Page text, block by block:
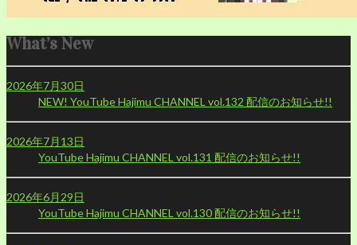
What’s New
2026年7月30日
NEW! YouTube Hajimu CHANNEL vol.132 配信のお知らせ!!
2026年7月13日
YouTube Hajimu CHANNEL vol.131 配信のお知らせ!!
2026年6月29日
YouTube Hajimu CHANNEL vol.130 配信のお知らせ!!